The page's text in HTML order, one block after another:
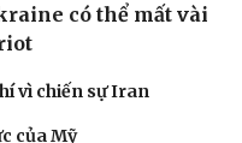
có thể mất vài
vì chiến sự Iran
của Mỹ